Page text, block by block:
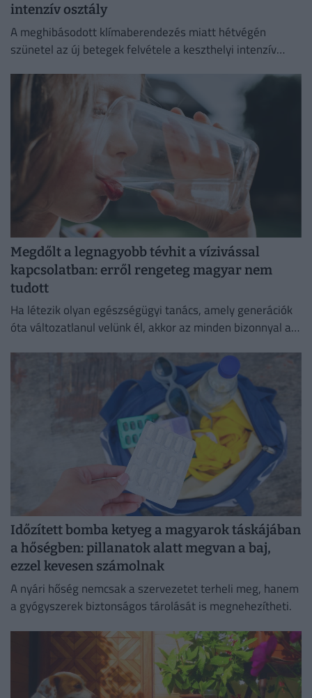
intenzív osztály
A meghibásodott klímaberendezés miatt hétvégén
szünetel az új betegek felvétele a keszthelyi intenzív
Megdőlt a legnagyobb tévhit a vízivással
kapcsolatban: erről rengeteg magyar nem
tudott
Ha létezik olyan egészségügyi tanács, amely generációk
óta változatlanul velünk él, akkor az minden bizonnyal a
Időzített bomba ketyeg a magyarok táskájában
a hőségben: pillanatok alatt megvan a baj,
ezzel kevesen számolnak
A nyári hőség nemcsak a szervezetet terheli meg, hanem
a gyógyszerek biztonságos tárolását is megnehezítheti.